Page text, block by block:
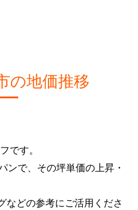
の地価推移
です。
ンで、その坪単価の上昇・
などの参考にご活用くださ